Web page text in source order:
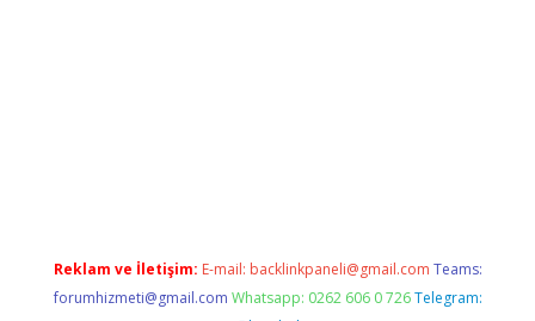
Reklam ve İletişim: E-mail: backlinkpaneli@gmail.com Teams:
forumhizmeti@gmail.com Whatsapp: 0262 606 0 726 Telegram: